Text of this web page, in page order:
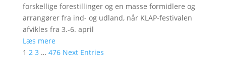
forskellige forestillinger og en masse formidlere og
arrangører fra ind- og udland, når KLAP-festivalen
afvikles fra 3.-6. april
Læs mere
1 2 3 … 476 Next Entries